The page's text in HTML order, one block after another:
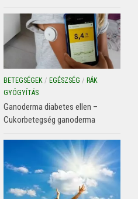
BETEGSÉGEK / EGÉSZSÉG / RÁK
GYÓGYÍTÁS
Ganoderma diabetes ellen –
Cukorbetegség ganoderma